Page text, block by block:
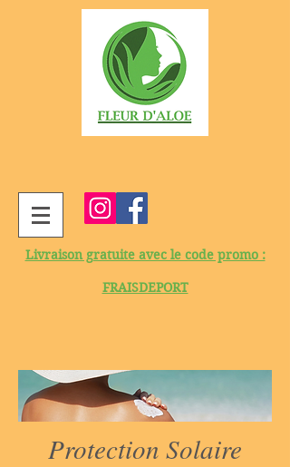
Livraison gratuite avec le code promo :
FRAISDEPORT
Protection Solaire